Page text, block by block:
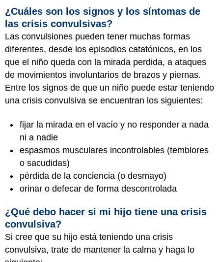
¿Cuáles son los signos y los síntomas de
las crisis convulsivas?
Las convulsiones pueden tener muchas formas
diferentes, desde los episodios catatónicos, en los
que el niño queda con la mirada perdida, a ataques
de movimientos involuntarios de brazos y piernas.
Entre los signos de que un niño puede estar teniendo
una crisis convulsiva se encuentran los siguientes:
fijar la mirada en el vacío y no responder a nada
ni a nadie
espasmos musculares incontrolables (temblores
o sacudidas)
pérdida de la conciencia (o desmayo)
orinar o defecar de forma descontrolada
¿Qué debo hacer si mi hijo tiene una crisis
convulsiva?
Si cree que su hijo está teniendo una crisis
convulsiva, trate de mantener la calma y haga lo